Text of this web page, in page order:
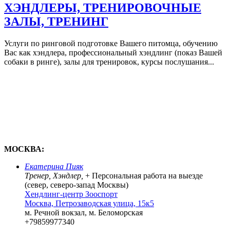
ХЭНДЛЕРЫ, ТРЕНИРОВОЧНЫЕ
ЗАЛЫ, ТРЕНИНГ
Услуги по ринговой подготовке Вашего питомца, обучению
Вас как хэндлера, профессиональный хэндлинг (показ Вашей
собаки в ринге), залы для тренировок, курсы послушания...
МОСКВА:
Екатерина Пияк
Тренер, Хэндлер, + Персональная работа на выезде
(север, северо-запад Москвы)
Хендлинг-центр Зооспорт
Москва, Петрозаводская улица, 15к5
м. Речной вокзал, м. Беломорская
+79859977340